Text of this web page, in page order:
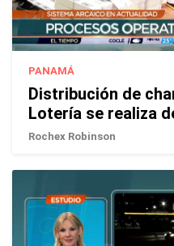
PANAMÁ
Distribución de
Lotería se realiza
Rochex Robinson